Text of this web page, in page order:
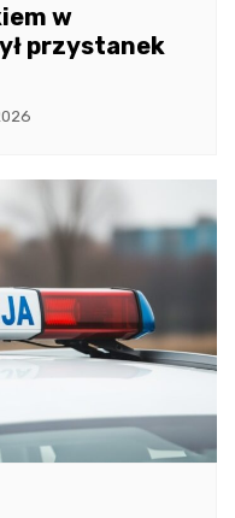
w
przystanek